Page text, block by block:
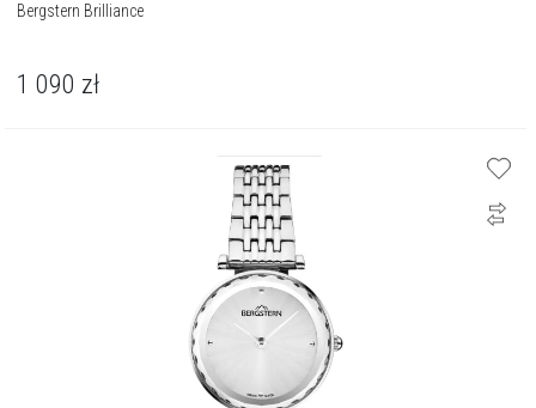
Bergstern Brilliance
1 090 zł